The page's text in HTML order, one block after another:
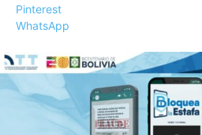
Pinterest
WhatsApp